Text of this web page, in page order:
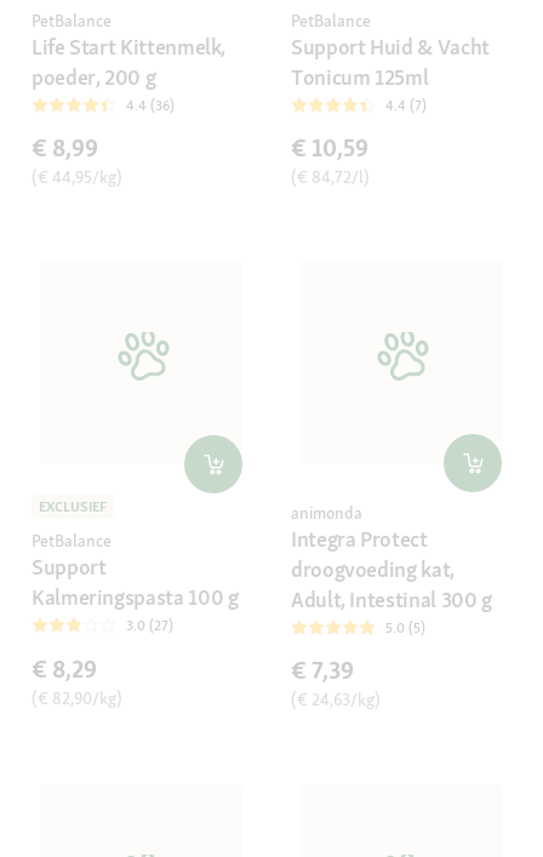
PetBalance
Life Start Kittenmelk,
poeder, 200 g
4.4 (36)
€ 8,99
(€ 44,95/kg)
PetBalance
Support Huid & Vacht
Tonicum 125ml
4.4 (7)
€ 10,59
(€ 84,72/l)
EXCLUSIEF
PetBalance
Support
Kalmeringspasta 100 g
3.0 (27)
€ 8,29
(€ 82,90/kg)
animonda
Integra Protect
droogvoeding kat,
Adult, Intestinal 300 g
5.0 (5)
€ 7,39
(€ 24,63/kg)